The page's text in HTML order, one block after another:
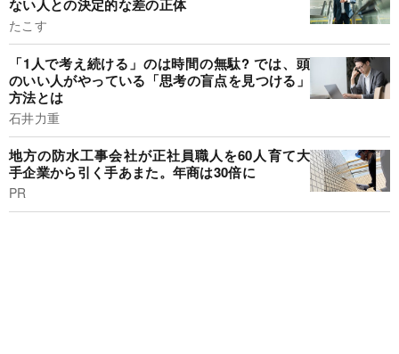
ない人との決定的な差の正体
たこす
「1人で考え続ける」のは時間の無駄? では、頭
のいい人がやっている「思考の盲点を見つける」
方法とは
石井力重
地方の防水工事会社が正社員職人を60人育て大
手企業から引く手あまた。年商は30倍に
PR